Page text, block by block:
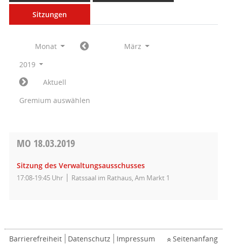
Sitzungen
Monat
März
2019
Aktuell
Gremium auswählen
MO 18.03.2019
Sitzung des Verwaltungsausschusses
17:08-19:45 Uhr Ratssaal im Rathaus, Am Markt 1
Barrierefreiheit Datenschutz Impressum Seitenanfang